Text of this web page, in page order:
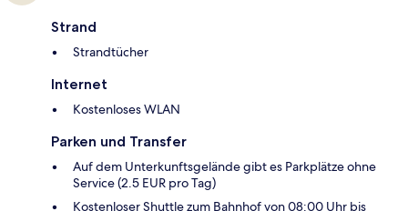
Strand
Strandtücher
Internet
Kostenloses WLAN
Parken und Transfer
Auf dem Unterkunftsgelände gibt es Parkplätze ohne
Service (2.5 EUR pro Tag)
Kostenloser Shuttle zum Bahnhof von 08:00 Uhr bis